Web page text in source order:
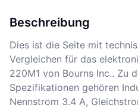
Beschreibung
Dies ist die Seite mit
Vergleichen für das
220M1 von Bourns Inc.. Zu
Spezifikationen gehören
Nennstrom 3.4 A,